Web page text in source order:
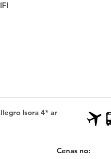
Isora 4* ar
Cenas no: